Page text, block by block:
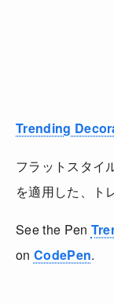
Trending
フラットスタイ
を適用した、ト
See the Pen
on CodePen.